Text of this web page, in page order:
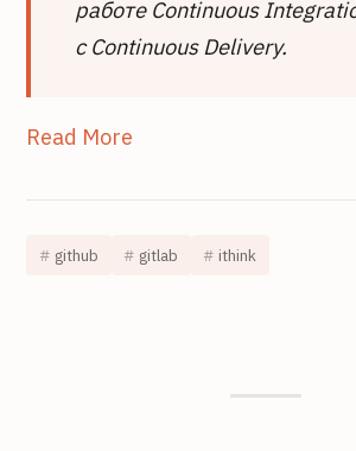
работе Continuous
с Continuous Delivery.
Read More
github gitlab ithink